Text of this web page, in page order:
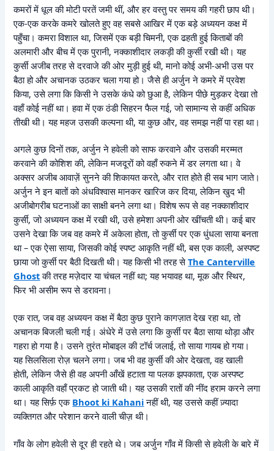
कमरों में धूल की मोटी परतें जमी थीं, और हर वस्तु पर समय की गहरी छाप थी।
एक-एक करके कमरे खोलते हुए वह सबसे आखिर में एक बड़े अध्ययन कक्ष में
पहुँचा। कमरा विशाल था, जिसमें एक बड़ी चिमनी, एक ढहती हुई किताबों की
अलमारी और बीच में एक पुरानी, नक्काशीदार लकड़ी की कुर्सी रखी थी। यह
कुर्सी अजीब तरह से दरवाजे की ओर मुड़ी हुई थी, मानो कोई अभी-अभी उस पर
बैठा हो और अचानक उठकर चला गया हो। जैसे ही अर्जुन ने कमरे में प्रवेश
किया, उसे लगा कि किसी ने उसके कंधे को छुआ है, लेकिन पीछे मुड़कर देखा तो
वहाँ कोई नहीं था। हवा में एक ठंडी सिहरन फैल गई, जो सामान्य से कहीं अधिक
तीखी थी। यह महज उसकी कल्पना थी, या कुछ और, वह समझ नहीं पा रहा था।
अगले कुछ दिनों तक, अर्जुन ने हवेली को साफ करवाने और उसकी मरम्मत
करवाने की कोशिश की, लेकिन मजदूरों को वहाँ रुकने में डर लगता था। वे
अक्सर अजीब आवाज़ें सुनने की शिकायत करते, और रात होते ही सब भाग जाते।
अर्जुन ने इन बातों को अंधविश्वास मानकर खारिज कर दिया, लेकिन खुद भी
अजीबोगरीब घटनाओं का साक्षी बनने लगा था। विशेष रूप से वह नक्काशीदार
कुर्सी, जो अध्ययन कक्ष में रखी थी, उसे हमेशा अपनी ओर खींचती थी। कई बार
उसने देखा कि जब वह कमरे में अकेला होता, तो कुर्सी पर एक धुंधला साया बनता
था – एक ऐसा साया, जिसकी कोई स्पष्ट आकृति नहीं थी, बस एक काली, अस्पष्ट
छाया जो कुर्सी पर बैठी दिखती थी। यह किसी भी तरह सेThe Canterville
Ghostकी तरह मज़ेदार या चंचल नहीं था; यह भयावह था, मूक और स्थिर,
फिर भी असीम रूप से डरावना।
एक रात, जब वह अध्ययन कक्ष में बैठा कुछ पुराने कागज़ात देख रहा था, तो
अचानक बिजली चली गई। अंधेरे में उसे लगा कि कुर्सी पर बैठा साया थोड़ा और
गहरा हो गया है। उसने तुरंत मोबाइल की टॉर्च जलाई, तो साया गायब हो गया।
यह सिलसिला रोज़ चलने लगा। जब भी वह कुर्सी की ओर देखता, वह खाली
होती, लेकिन जैसे ही वह अपनी आँखें हटाता या पलक झपकाता, एक अस्पष्ट
काली आकृति वहाँ प्रकट हो जाती थी। यह उसकी रातों की नींद हराम करने लगा
था। यह सिर्फ़ एक Bhoot ki Kahaniनहीं थी, यह उससे कहीं ज़्यादा
व्यक्तिगत और परेशान करने वाली चीज़ थी।
गाँव के लोग हवेली से दूर ही रहते थे। जब अर्जुन गाँव में किसी से हवेली के बारे में